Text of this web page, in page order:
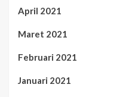
April 2021
Maret 2021
Februari 2021
Januari 2021